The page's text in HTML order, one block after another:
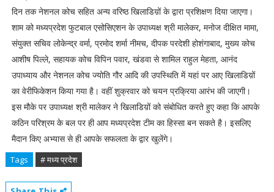
दिन तक नेशनल कोच सहित अन्य वरिष्ठ खिलाडिय़ों के द्वारा प्रशिक्षण दिया जाएगा।
शाम को मध्यप्रदेश फुटबाल एसोसिएशन के उपाध्यक्ष श्री मालेकर, मनोज दीक्षित मामा,
संयुक्त सचिव लोकेन्द्र वर्मा, प्रमोद शर्मा नीमच, दीपक परदेशी होशंगाबाद, मुख्य कोच
आशीष पिल्ले, सहायक कोच विपिन पवार, खंडवा से शामिल राहुल मेहता, आनंद
उपाध्याय और नेशनल कोच ज्योति गौर आदि की उपस्थिति में यहां पर आए खिलाडिय़ों
का वेरीफिकेशन किया गया है। वहीं शुक्रवार को चयन प्रक्रिया आरंभ की जाएगी।
इस मौके पर उपाध्यक्ष श्री मालेकर ने खिलाडिय़ों को संबोधित करते हुए कहा कि आपके
कठिन परिश्रम के बल पर ही आप मध्यप्रदेश टीम का हिस्सा बन सकते है। इसलिए
मैदान किए अभ्यास से ही आपके सफलता के द्वार खुलेंगे।
Tags # मध्य प्रदेश